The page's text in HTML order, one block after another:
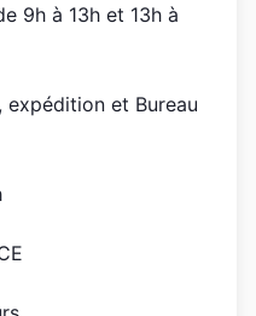
9h à 13h et 13h à
et Bureau